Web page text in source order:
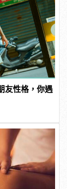
友性格，你遇